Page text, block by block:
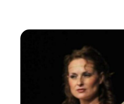
Praktické info
Kam vyrazit